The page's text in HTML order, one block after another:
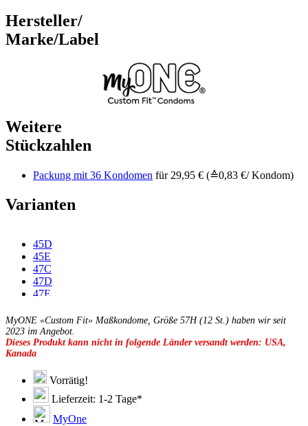
Hersteller/
Marke/Label
Weitere
Stückzahlen
Packung mit 36 Kondomen für 29,95 € (≙0,83 €/ Kondom)
Varianten
45D
45E
47C
47D
47E
49C
49D
49E
49F
49G
51C
51D
51E
51F
MyONE «Custom Fit» Maßkondome, Größe 57H (12 St.) haben wir seit
2023 im Angebot.
Dieses Produkt kann nicht in folgende Länder versandt werden: USA,
Kanada
Vorrätig!
Lieferzeit: 1-2 Tage*
MyOne